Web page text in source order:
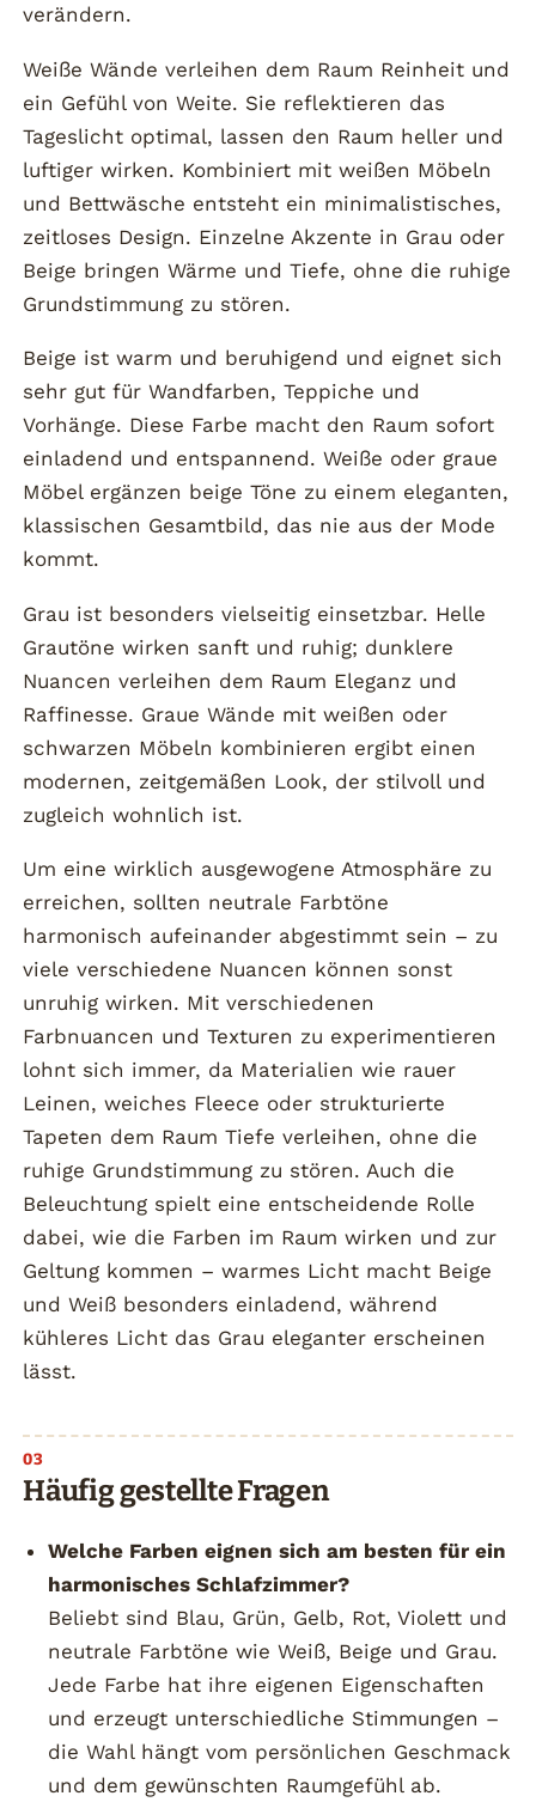
verändern.
Weiße Wände verleihen dem Raum Reinheit und
ein Gefühl von Weite. Sie reflektieren das
Tageslicht optimal, lassen den Raum heller und
luftiger wirken. Kombiniert mit weißen Möbeln
und Bettwäsche entsteht ein minimalistisches,
zeitloses Design. Einzelne Akzente in Grau oder
Beige bringen Wärme und Tiefe, ohne die ruhige
Grundstimmung zu stören.
Beige ist warm und beruhigend und eignet sich
sehr gut für Wandfarben, Teppiche und
Vorhänge. Diese Farbe macht den Raum sofort
einladend und entspannend. Weiße oder graue
Möbel ergänzen beige Töne zu einem eleganten,
klassischen Gesamtbild, das nie aus der Mode
kommt.
Grau ist besonders vielseitig einsetzbar. Helle
Grautöne wirken sanft und ruhig; dunklere
Nuancen verleihen dem Raum Eleganz und
Raffinesse. Graue Wände mit weißen oder
schwarzen Möbeln kombinieren ergibt einen
modernen, zeitgemäßen Look, der stilvoll und
zugleich wohnlich ist.
Um eine wirklich ausgewogene Atmosphäre zu
erreichen, sollten neutrale Farbtöne
harmonisch aufeinander abgestimmt sein – zu
viele verschiedene Nuancen können sonst
unruhig wirken. Mit verschiedenen
Farbnuancen und Texturen zu experimentieren
lohnt sich immer, da Materialien wie rauer
Leinen, weiches Fleece oder strukturierte
Tapeten dem Raum Tiefe verleihen, ohne die
ruhige Grundstimmung zu stören. Auch die
Beleuchtung spielt eine entscheidende Rolle
dabei, wie die Farben im Raum wirken und zur
Geltung kommen – warmes Licht macht Beige
und Weiß besonders einladend, während
kühleres Licht das Grau eleganter erscheinen
lässt.
Häufig gestellte Fragen
Welche Farben eignen sich am besten für ein
harmonisches Schlafzimmer?
Beliebt sind Blau, Grün, Gelb, Rot, Violett und
neutrale Farbtöne wie Weiß, Beige und Grau.
Jede Farbe hat ihre eigenen Eigenschaften
und erzeugt unterschiedliche Stimmungen –
die Wahl hängt vom persönlichen Geschmack
und dem gewünschten Raumgefühl ab.